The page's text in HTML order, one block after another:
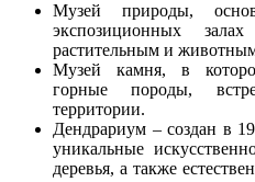
Музей природы,
экспозиционных
растительным и
Музей камня, в
горные породы,
территории.
Дендрариум – создан в
уникальные
деревья, а также